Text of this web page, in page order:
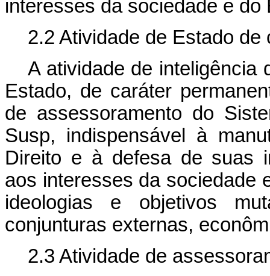
interesses da sociedade e
2.2 Atividade de Estado de
A atividade de inteligência
Estado, de caráter
de assessoramento do
Susp, indispensável à
Direito e à defesa de suas
aos interesses da sociedade
ideologias e objetivos
conjunturas externas,
2.3 Atividade de